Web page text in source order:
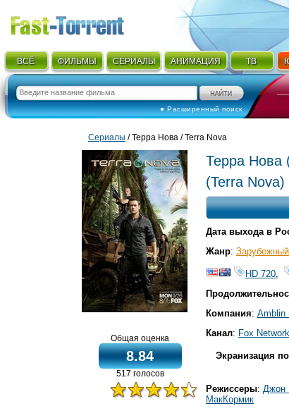
ВСЁ ФИЛЬМЫ СЕРИАЛЫ АНИМАЦИЯ ТВ
● Расширенный поиск
Сериалы / Терра Нова / Terra Nova
Общая оценка
8.84
517 голосов
Терра Нова
(Terra Nova)
Дата выхода в
Жанр:
HD 720
Компания: Amblin
Канал: Fox Network
Экранизация
Режиссеры: Джон
МакКормик